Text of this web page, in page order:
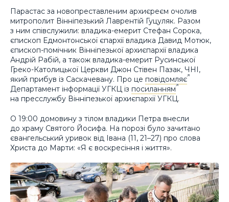
Парастас за новопреставленим архиєреєм очолив
митрополит Вінніпезький Лаврентій Гуцуляк. Разом
з ним співслужили: владика-емерит Стефан Сорока,
єпископ Едмонтонської єпархії владика Давид Мотюк,
єпископ-помічник Вінніпезької архиєпархії владика
Андрій Рабій, а також владика-емерит Русинської
Греко-Католицької Церкви Джон Стівен Пазак, ЧНІ,
який прибув із Саскачевану. Про це повідомляє
Департамент інформації УГКЦ із посиланням
на пресслужбу Вінніпезької архиєпархії УГКЦ.
О 19:00 домовину з тілом владики Петра внесли
до храму Святого Йосифа. На порозі було зачитано
євангельський уривок від Івана (11, 21–27) про слова
Христа до Марти: «Я є воскресіння і життя».